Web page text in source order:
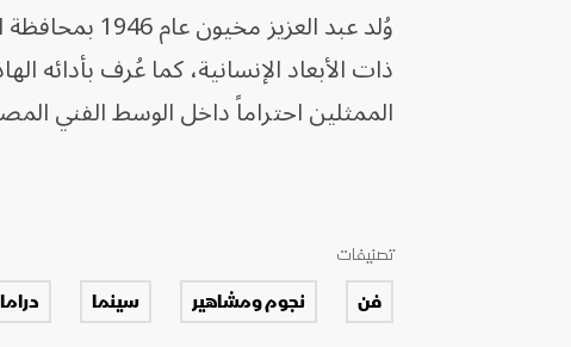
وُلد عبد
ذات الأبعاد الإنسانية، كما عُرف بأدائه
الممثلين احتراماً داخل الوسط الفني
تصنيفات
فن نجوم ومشاهير سينما دراما